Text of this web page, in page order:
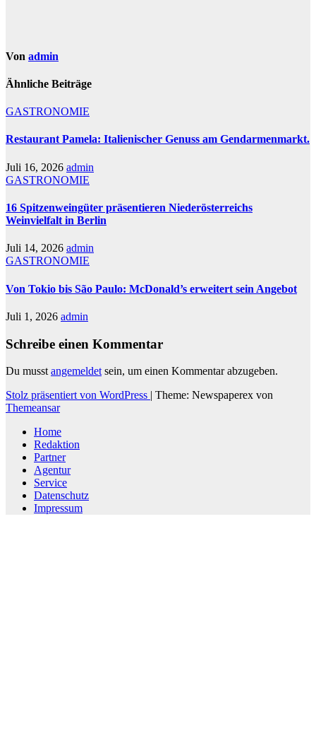
Von admin
Ähnliche Beiträge
GASTRONOMIE
Restaurant Pamela: Italienischer Genuss am Gendarmenmarkt.
Juli 16, 2026 admin
GASTRONOMIE
16 Spitzenweingüter präsentieren Niederösterreichs
Weinvielfalt in Berlin
Juli 14, 2026 admin
GASTRONOMIE
Von Tokio bis São Paulo: McDonald’s erweitert sein Angebot
Juli 1, 2026 admin
Schreibe einen Kommentar
Du musst angemeldet sein, um einen Kommentar abzugeben.
Stolz präsentiert von WordPress | Theme: Newspaperex von
Themeansar
Home
Redaktion
Partner
Agentur
Service
Datenschutz
Impressum